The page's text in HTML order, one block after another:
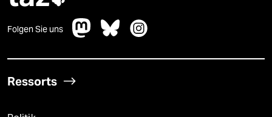
Folgen Sie uns
Ressorts